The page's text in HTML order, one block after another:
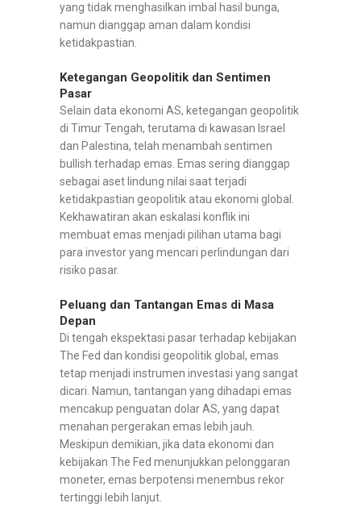
yang tidak menghasilkan imbal hasil bunga,
namun dianggap aman dalam kondisi
ketidakpastian.
Ketegangan Geopolitik dan Sentimen
Pasar
Selain data ekonomi AS, ketegangan geopolitik
di Timur Tengah, terutama di kawasan Israel
dan Palestina, telah menambah sentimen
bullish terhadap emas. Emas sering dianggap
sebagai aset lindung nilai saat terjadi
ketidakpastian geopolitik atau ekonomi global.
Kekhawatiran akan eskalasi konflik ini
membuat emas menjadi pilihan utama bagi
para investor yang mencari perlindungan dari
risiko pasar.
Peluang dan Tantangan Emas di Masa
Depan
Di tengah ekspektasi pasar terhadap kebijakan
The Fed dan kondisi geopolitik global, emas
tetap menjadi instrumen investasi yang sangat
dicari. Namun, tantangan yang dihadapi emas
mencakup penguatan dolar AS, yang dapat
menahan pergerakan emas lebih jauh.
Meskipun demikian, jika data ekonomi dan
kebijakan The Fed menunjukkan pelonggaran
moneter, emas berpotensi menembus rekor
tertinggi lebih lanjut.